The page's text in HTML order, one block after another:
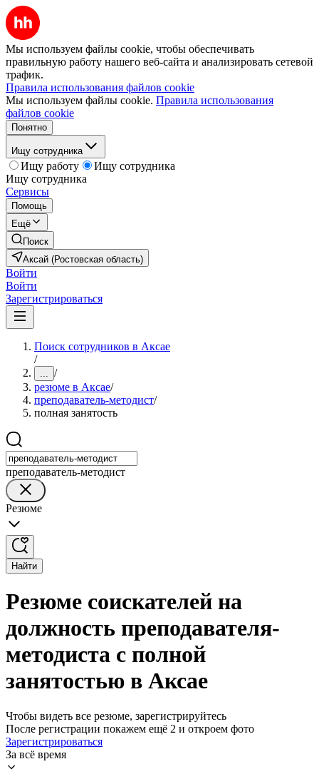
Мы используем файлы cookie, чтобы обеспечивать
правильную работу нашего веб-сайта и анализировать сетевой
трафик.
Правила использования файлов cookie
Мы используем файлы cookie. Правила использования
файлов cookie
Понятно
Ищу сотрудника
Ищу работу
Ищу сотрудника
Ищу сотрудника
Сервисы
Помощь
Ещё
Поиск
Аксай (Ростовская область)
Войти
Войти
Зарегистрироваться
Поиск сотрудников в Аксае
/
... /
резюме в Аксае/
преподаватель-методист/
полная занятость
преподаватель-методист
Резюме
Найти
Резюме соискателей на
должность преподавателя-
методиста с полной
занятостью в Аксае
Чтобы видеть все резюме, зарегистрируйтесь
После регистрации покажем ещё 2 и откроем фото
Зарегистрироваться
За всё время